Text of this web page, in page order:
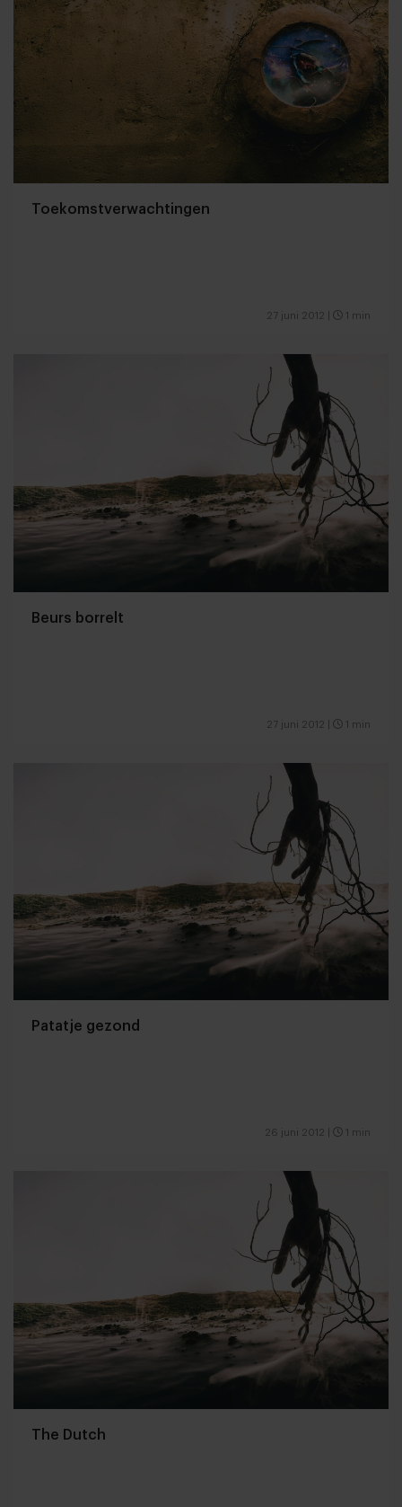
Toekomstverwachtingen
27 juni 2012 1 min
Beurs borrelt
27 juni 2012 1 min
Patatje gezond
26 juni 2012 1 min
The Dutch